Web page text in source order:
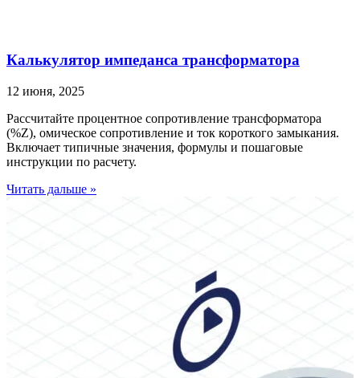
Калькулятор импеданса трансформатора
12 июня, 2025
Рассчитайте процентное сопротивление трансформатора
(%Z), омическое сопротивление и ток короткого замыкания.
Включает типичные значения, формулы и пошаговые
инструкции по расчету.
Читать дальше »